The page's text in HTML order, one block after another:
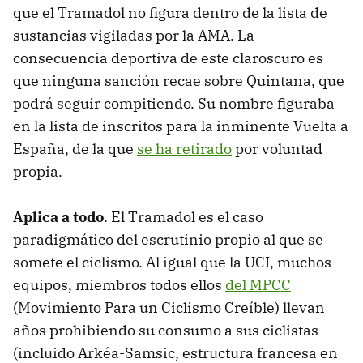
que el Tramadol no figura dentro de la lista de
sustancias vigiladas por la AMA. La
consecuencia deportiva de este claroscuro es
que ninguna sanción recae sobre Quintana, que
podrá seguir compitiendo. Su nombre figuraba
en la lista de inscritos para la inminente Vuelta a
España, de la que se ha retiradopor voluntad
propia.
Aplica a todo. El Tramadol es el caso
paradigmático del escrutinio propio al que se
somete el ciclismo. Al igual que la UCI, muchos
equipos, miembros todos ellos del MPCC
(Movimiento Para un Ciclismo Creíble) llevan
años prohibiendo su consumo a sus ciclistas
(incluido Arkéa-Samsic, estructura francesa en